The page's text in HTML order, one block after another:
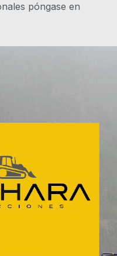
póngase en